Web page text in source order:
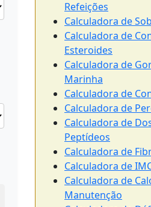
Refeições
Calculadora de
Calculadora de
Esteroides
Calculadora de
Marinha
Calculadora de
Calculadora de
Calculadora de
Peptídeos
Calculadora de
Calculadora de
Calculadora de
Manutenção